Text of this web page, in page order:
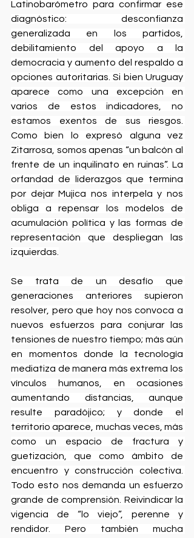
Latinobarómetro para confirmar ese
diagnóstico: desconfianza
generalizada en los partidos,
debilitamiento del apoyo a la
democracia y aumento del respaldo a
opciones autoritarias. Si bien Uruguay
aparece como una excepción en
varios de estos indicadores, no
estamos exentos de sus riesgos.
Como bien lo expresó alguna vez
Zitarrosa, somos apenas “un balcón al
frente de un inquilinato en ruinas”. La
orfandad de liderazgos que termina
por dejar Mujica nos interpela y nos
obliga a repensar los modelos de
acumulación política y las formas de
representación que despliegan las
izquierdas.
Se trata de un desafío que
generaciones anteriores supieron
resolver, pero que hoy nos convoca a
nuevos esfuerzos para conjurar las
tensiones de nuestro tiempo; más aún
en momentos donde la tecnología
mediatiza de manera más extrema los
vínculos humanos, en ocasiones
aumentando distancias, aunque
resulte paradójico; y donde el
territorio aparece, muchas veces, más
como un espacio de fractura y
guetización, que como ámbito de
encuentro y construcción colectiva.
Todo esto nos demanda un esfuerzo
grande de comprensión. Reivindicar la
vigencia de “lo viejo”, perenne y
rendidor. Pero también mucha